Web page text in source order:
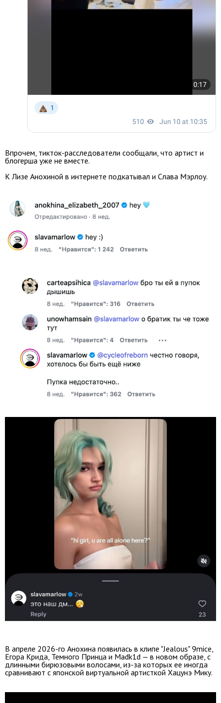
Впрочем, тикток-расследователи сообщали, что артист и
блогерша уже не вместе.
К Лизе Анохиной в интернете подкатывал и Слава Мэрлоу.
В апреле 2026-го Анохина появилась в клипе "Jealous" 9mice,
Егора Крида, Темного Принца и Madk1d — в новом образе, с
длинными бирюзовыми волосами, из-за которых ее иногда
сравнивают с японской виртуальной артисткой Хацунэ Мику.